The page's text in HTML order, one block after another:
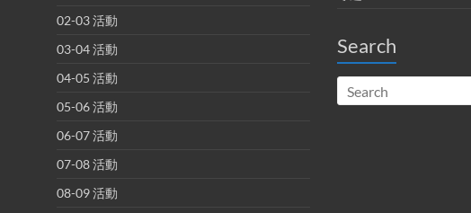
02-03 活動
03-04 活動
04-05 活動
05-06 活動
06-07 活動
07-08 活動
08-09 活動
Search